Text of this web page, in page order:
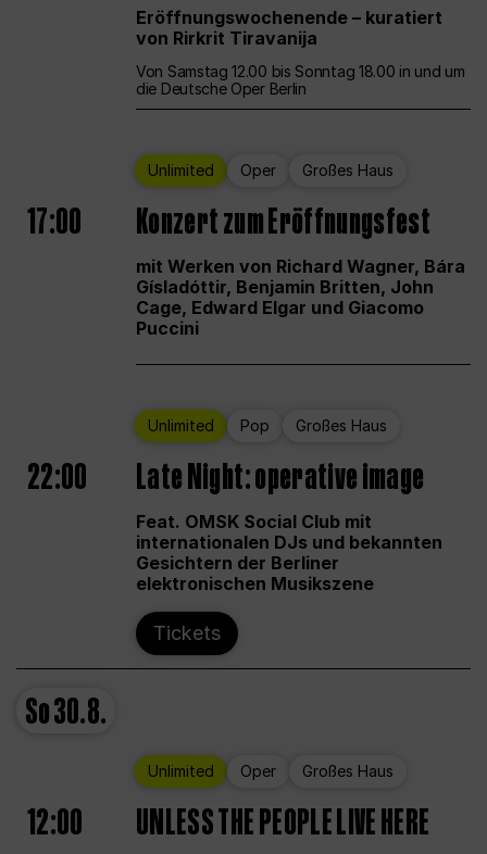
Eröffnungswochenende – kuratiert
von Rirkrit Tiravanija
Von Samstag 12.00 bis Sonntag 18.00 in und um
die Deutsche Oper Berlin
Unlimited Oper Großes Haus
17:00 Konzert zum Eröffnungsfest
mit Werken von Richard Wagner, Bára
Gísladóttir, Benjamin Britten, John
Cage, Edward Elgar und Giacomo
Puccini
Unlimited Pop Großes Haus
22:00 Late Night: operative image
Feat. OMSK Social Club mit
internationalen DJs und bekannten
Gesichtern der Berliner
elektronischen Musikszene
Tickets
So30.8.
Unlimited Oper Großes Haus
12:00 UNLESS THE PEOPLE LIVE HERE